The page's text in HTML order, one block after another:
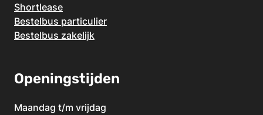
Shortlease
Bestelbus particulier
Bestelbus zakelijk
Openingstijden
Maandag t/m vrijdag